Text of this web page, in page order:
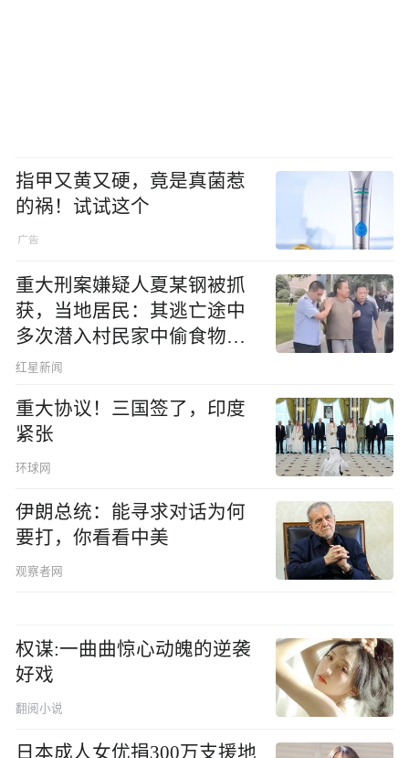
指甲又黄又硬，竟是真菌惹
的祸！试试这个
重大刑案嫌疑人夏某钢被抓
获，当地居民：其逃亡途中
多次潜入村民家中偷食物被
发现
红星新闻
重大协议！三国签了，印度
紧张
环球网
伊朗总统：能寻求对话为何
要打，你看看中美
观察者网
权谋:一曲曲惊心动魄的逆袭
好戏
翻阅小说
日本成人女优捐300万支援地